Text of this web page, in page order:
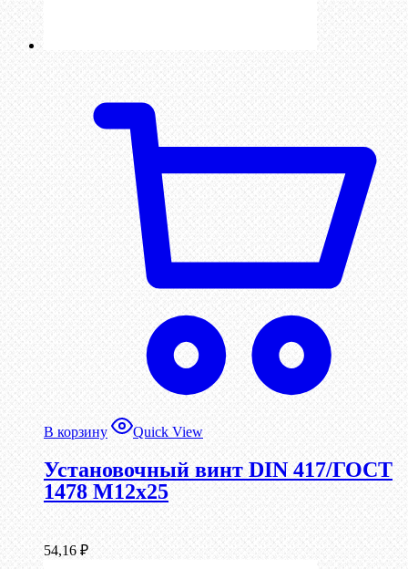
В корзину Quick View
Установочный винт DIN 417/ГОСТ
1478 М12х25
54,16 ₽